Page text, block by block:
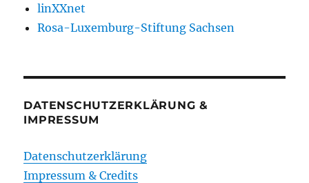
linXXnet
Rosa-Luxemburg-Stiftung Sachsen
DATENSCHUTZERKLÄRUNG &
IMPRESSUM
Datenschutzerklärung
Impressum & Credits